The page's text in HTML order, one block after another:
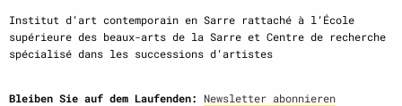
Institut d‘art contemporain en Sarre rattaché à l‘École
supérieure des beaux-arts de la Sarre et Centre de recherche
spécialisé dans les successions d‘artistes
Bleiben Sie auf dem Laufenden: Newsletter abonnieren